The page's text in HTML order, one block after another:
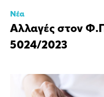
Νέα
Αλλαγές στον
5024/2023